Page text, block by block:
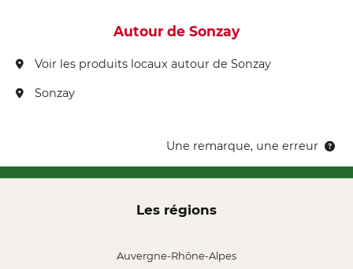
Autour de Sonzay
Voir les produits locaux autour de Sonzay
Sonzay
Une remarque, une erreur
Les régions
Auvergne-Rhône-Alpes